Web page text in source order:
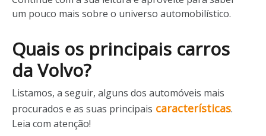
um pouco mais sobre o universo automobilístico.
Quais os principais carros
da Volvo?
Listamos, a seguir, alguns dos automóveis mais
procurados e as suas principais características.
Leia com atenção!